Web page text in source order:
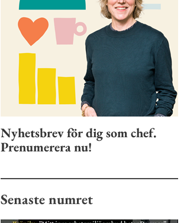
Nyhetsbrev för dig som chef.
Prenumerera nu!
Senaste numret